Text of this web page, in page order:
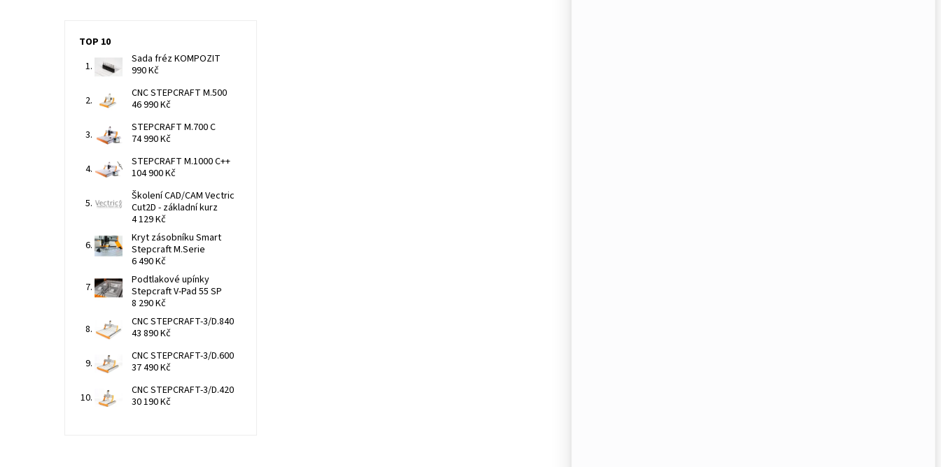
TOP 10
Sada fréz KOMPOZIT
990 Kč
CNC STEPCRAFT M.500
46 990 Kč
STEPCRAFT M.700 C
74 990 Kč
STEPCRAFT M.1000 C++
104 900 Kč
Školení CAD/CAM Vectric
Cut2D - základní kurz
4 129 Kč
Kryt zásobníku Smart
Stepcraft M.Serie
6 490 Kč
Podtlakové upínky
Stepcraft V-Pad 55 SP
8 290 Kč
CNC STEPCRAFT-3/D.840
43 890 Kč
CNC STEPCRAFT-3/D.600
37 490 Kč
CNC STEPCRAFT-3/D.420
30 190 Kč